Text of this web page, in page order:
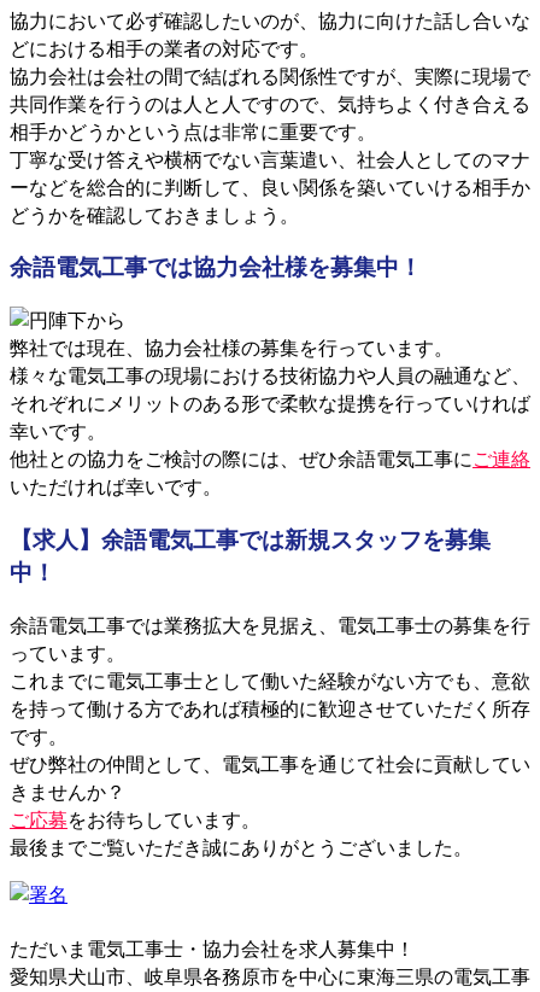
協力において必ず確認したいのが、協力に向けた話し合いな
どにおける相手の業者の対応です。
協力会社は会社の間で結ばれる関係性ですが、実際に現場で
共同作業を行うのは人と人ですので、気持ちよく付き合える
相手かどうかという点は非常に重要です。
丁寧な受け答えや横柄でない言葉遣い、社会人としてのマナ
ーなどを総合的に判断して、良い関係を築いていける相手か
どうかを確認しておきましょう。
余語電気工事では協力会社様を募集中！
弊社では現在、協力会社様の募集を行っています。
様々な電気工事の現場における技術協力や人員の融通など、
それぞれにメリットのある形で柔軟な提携を行っていければ
幸いです。
他社との協力をご検討の際には、ぜひ余語電気工事にご連絡
いただければ幸いです。
【求人】余語電気工事では新規スタッフを募集
中！
余語電気工事では業務拡大を見据え、電気工事士の募集を行
っています。
これまでに電気工事士として働いた経験がない方でも、意欲
を持って働ける方であれば積極的に歓迎させていただく所存
です。
ぜひ弊社の仲間として、電気工事を通じて社会に貢献してい
きませんか？
ご応募をお待ちしています。
最後までご覧いただき誠にありがとうございました。
ただいま電気工事士・協力会社を求人募集中！
愛知県犬山市、岐阜県各務原市を中心に東海三県の電気工事